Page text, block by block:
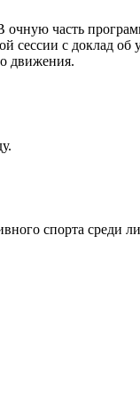
часть
сессии с доклад
движения.
спорта среди